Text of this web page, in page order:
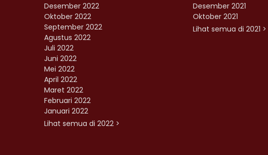
Desember 2022
Oktober 2022
September 2022
Agustus 2022
Juli 2022
Juni 2022
Mei 2022
April 2022
Maret 2022
Februari 2022
Januari 2022
Lihat semua di 2022 >
Desember 2021
Oktober 2021
Lihat semua di 2021 >